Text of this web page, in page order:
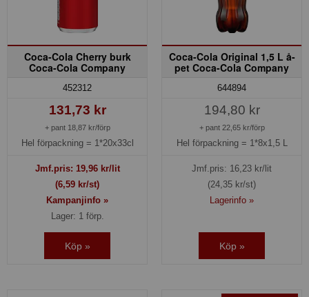
Coca-Cola Cherry burk
Coca-Cola Company
452312
131,73 kr
+ pant 18,87 kr/förp
Hel förpackning = 1*20x33cl
Jmf.pris: 19,96kr/lit
(6,59 kr/st)
Kampanjinfo »
Lager: 1 förp.
Köp »
Coca-Cola Original 1,5 L å-
pet Coca-Cola Company
644894
194,80 kr
+ pant 22,65 kr/förp
Hel förpackning = 1*8x1,5 L
Jmf.pris: 16,23 kr/lit
(24,35 kr/st)
Lagerinfo »
Köp »